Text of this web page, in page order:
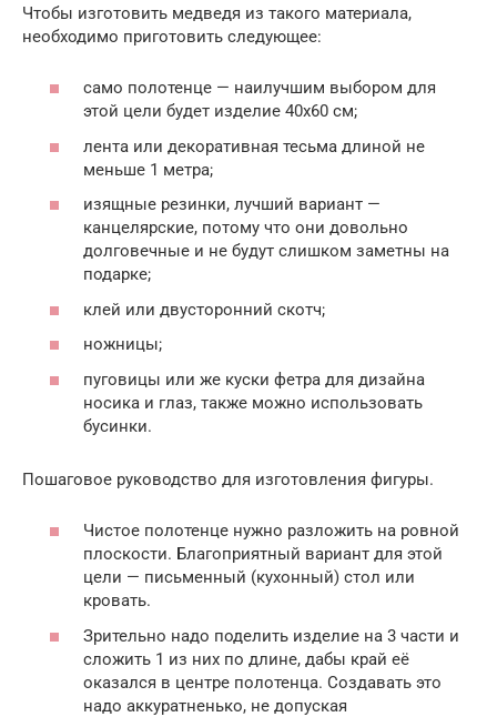
Чтобы изготовить медведя из такого материала,
необходимо приготовить следующее:
само полотенце — наилучшим выбором для
этой цели будет изделие 40х60 см;
лента или декоративная тесьма длиной не
меньше 1 метра;
изящные резинки, лучший вариант —
канцелярские, потому что они довольно
долговечные и не будут слишком заметны на
подарке;
клей или двусторонний скотч;
ножницы;
пуговицы или же куски фетра для дизайна
носика и глаз, также можно использовать
бусинки.
Пошаговое руководство для изготовления фигуры.
Чистое полотенце нужно разложить на ровной
плоскости. Благоприятный вариант для этой
цели — письменный (кухонный) стол или
кровать.
Зрительно надо поделить изделие на 3 части и
сложить 1 из них по длине, дабы край её
оказался в центре полотенца. Создавать это
надо аккуратненько, не допуская